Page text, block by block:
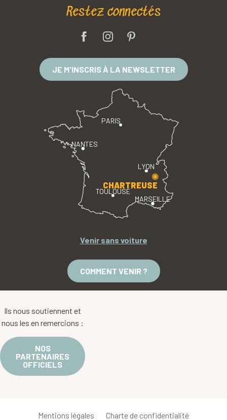
Restez connectés
JE M'INSCRIS À LA NEWSLETTER
PARIS
LYON
TOULOUSE
MARSEILLE
NANTES
CHARTREUSE
Venir sans voiture
COMMENT VENIR ?
Ils nous soutiennent et
nous les en remercions :
NOS
PARTENAIRES
OFFICIELS
Mentions légales Charte de confidentialité